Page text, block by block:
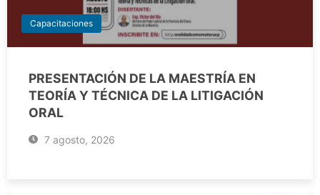
Capacitaciones
PRESENTACIÓN DE LA MAESTRÍA EN
TEORÍA Y TÉCNICA DE LA LITIGACIÓN
ORAL
7 agosto, 2026